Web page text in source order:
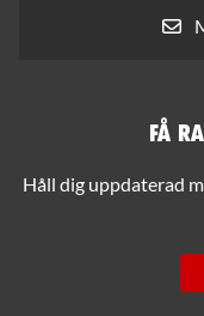
Få
Håll dig uppdaterad